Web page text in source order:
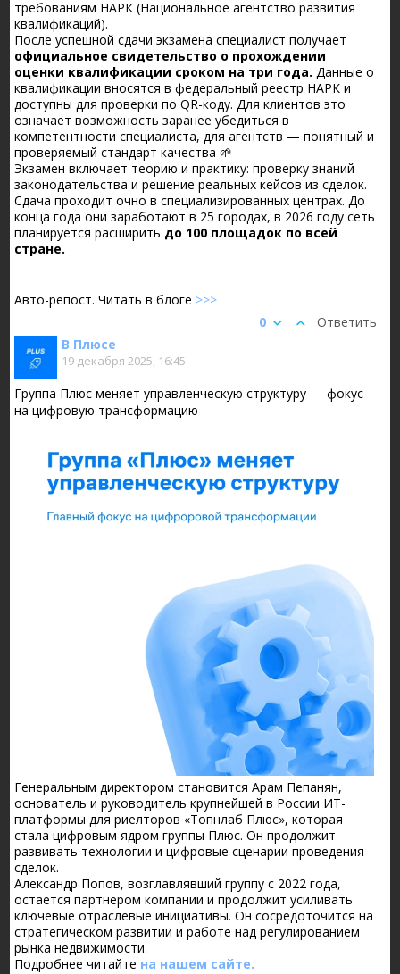
требованиям НАРК (Национальное агентство развития
квалификаций).
После успешной сдачи экзамена специалист получает
официальное свидетельство о прохождении
оценки квалификации сроком на три года. Данные о
квалификации вносятся в федеральный реестр НАРК и
доступны для проверки по QR-коду. Для клиентов это
означает возможность заранее убедиться в
компетентности специалиста, для агентств — понятный и
проверяемый стандарт качества 🌱
Экзамен включает теорию и практику: проверку знаний
законодательства и решение реальных кейсов из сделок.
Сдача проходит очно в специализированных центрах. До
конца года они заработают в 25 городах, в 2026 году сеть
планируется расширить до 100 площадок по всей
стране.
Авто-репост. Читать в блоге >>>
Ответить
0
В Плюсе
19 декабря 2025, 16:45
Группа Плюс меняет управленческую структуру — фокус
на цифровую трансформацию
Генеральным директором становится Арам Пепанян,
основатель и руководитель крупнейшей в России ИТ-
платформы для риелторов «Топнлаб Плюс», которая
стала цифровым ядром группы Плюс. Он продолжит
развивать технологии и цифровые сценарии проведения
сделок.
Александр Попов, возглавлявший группу с 2022 года,
остается партнером компании и продолжит усиливать
ключевые отраслевые инициативы. Он сосредоточится на
стратегическом развитии и работе над регулированием
рынка недвижимости.
Подробнее читайте на нашем сайте.